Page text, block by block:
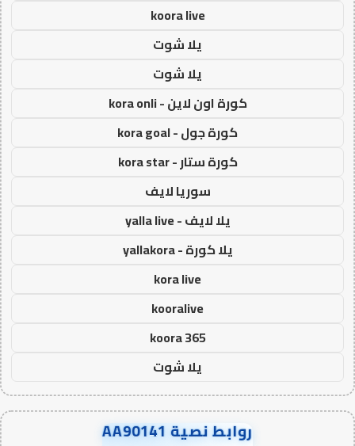
koora live
يلا شوت
يلا شوت
كورة اون لاين - kora onli
كورة جول - kora goal
كورة ستار - kora star
سوريا لايف
يلا لايف - yalla live
يلا كورة - yallakora
kora live
kooralive
koora 365
يلا شوت
روابط نصية AA90141